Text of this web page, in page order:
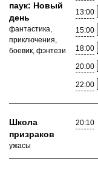
паук: Новый
день
фантастика,
приключения,
боевик, фэнтези
13:00
15:00
18:00
20:00
22:00
Школа
призраков
ужасы
20:10